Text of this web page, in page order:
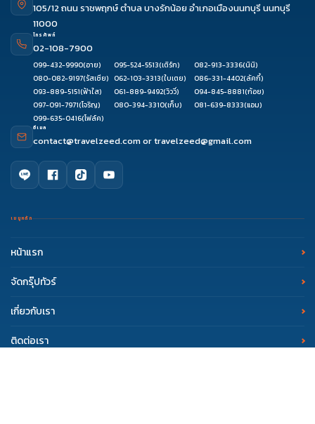
ดูรีวิว
105/12 ถนน ราชพฤกษ์ ตำบล บางรักน้อย อำเภอเมืองนนทบุรี นนทบุรี
11000
โทรศัพท์
02-108-7900
099-432-9990(อาย) 095-524-5513(เติร์ก) 082-913-3336(นินิ)
080-082-9197(รัสเซีย) 062-103-3313(ใบเตย) 086-331-4402(ลัคกี้)
093-889-5151(ฟ้าใส) 061-889-9492(วิววี่) 094-845-8881(ก้อย)
097-091-7971(โจริญ) 080-394-3310(เก็บ) 081-639-8333(แอม)
099-635-0416(โฟล์ค)
อีเมล
contact@travelzeed.comortravelzeed@gmail.com
เมนูหลัก
หน้าแรก
จัดกรุ๊ปทัวร์
เกี่ยวกับเรา
ติดต่อเรา